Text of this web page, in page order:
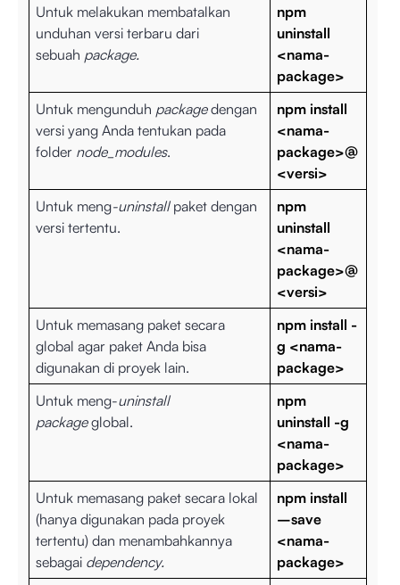
Untuk melakukan membatalkan
unduhan versi terbaru dari
sebuah package.
npm
uninstall
<nama-
package>
Untuk mengunduh packagedengan
versi yang Anda tentukan pada
folder node_modules.
npm install
<nama-
package>@
<versi>
Untuk meng-uninstall paket dengan
versi tertentu.
npm
uninstall
<nama-
package>@
<versi>
Untuk memasang paket secara
global agar paket Anda bisa
digunakan di proyek lain.
npm install -
g <nama-
package>
Untuk meng-uninstall
packageglobal.
npm
uninstall -g
<nama-
package>
Untuk memasang paket secara lokal
(hanya digunakan pada proyek
tertentu) dan menambahkannya
sebagai dependency.
npm install
–save
<nama-
package>